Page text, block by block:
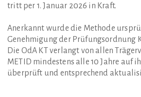
tritt per 1. Januar 2026 in Kraft.
Anerkannt wurde die Methode
Genehmigung der Prüfungsordnung
Die OdA KT verlangt von allen
METID mindestens alle 10 Jahre auf
überprüft und entsprechend